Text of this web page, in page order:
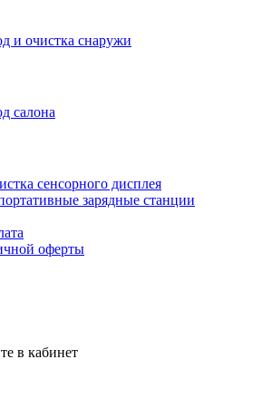
и очистка снаружи
салона
сенсорного дисплея
зарядные станции
оферты
в кабинет